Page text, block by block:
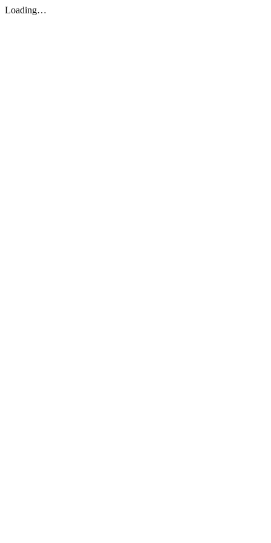
Loading…